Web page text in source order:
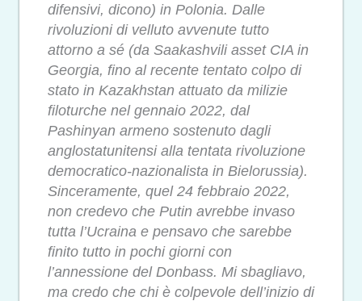
difensivi, dicono) in Polonia. Dalle
rivoluzioni di velluto avvenute tutto
attorno a sé (da Saakashvili asset CIA in
Georgia, fino al recente tentato colpo di
stato in Kazakhstan attuato da milizie
filoturche nel gennaio 2022, dal
Pashinyan armeno sostenuto dagli
anglostatunitensi alla tentata rivoluzione
democratico-nazionalista in Bielorussia).
Sinceramente, quel 24 febbraio 2022,
non credevo che Putin avrebbe invaso
tutta l’Ucraina e pensavo che sarebbe
finito tutto in pochi giorni con
l’annessione del Donbass. Mi sbagliavo,
ma credo che chi è colpevole dell’inizio di